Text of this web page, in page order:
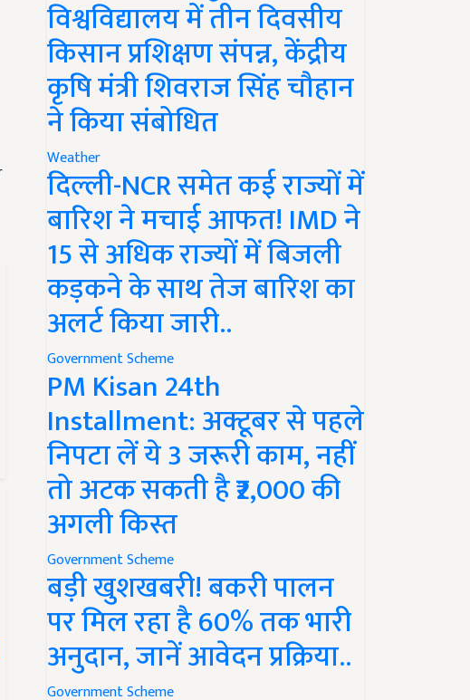
विश्वविद्यालय में तीन दिवसीय
किसान प्रशिक्षण संपन्न, केंद्रीय
कृषि मंत्री शिवराज सिंह चौहान
ने किया संबोधित
Weather
दिल्ली-NCR समेत कई राज्यों में
बारिश ने मचाई आफत! IMD ने
15 से अधिक राज्यों में बिजली
कड़कने के साथ तेज बारिश का
अलर्ट किया जारी..
Government Scheme
PM Kisan 24th
Installment: अक्टूबर से पहले
निपटा लें ये 3 जरूरी काम, नहीं
तो अटक सकती है ₹2,000 की
अगली किस्त
Government Scheme
बड़ी खुशखबरी! बकरी पालन
पर मिल रहा है 60% तक भारी
अनुदान, जानें आवेदन प्रक्रिया..
Government Scheme